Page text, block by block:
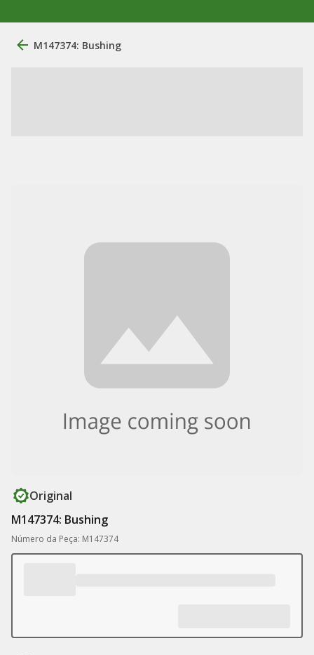
M147374: Bushing
Original
M147374: Bushing
Número da Peça: M147374